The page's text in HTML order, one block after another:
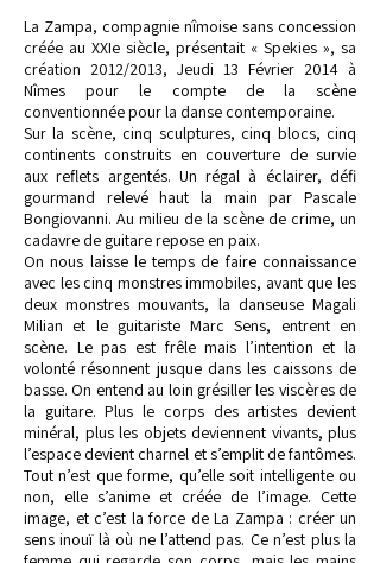
La Zampa, compagnie nîmoise sans concession
créée au XXIe siècle, présentait « Spekies », sa
création 2012/2013, Jeudi 13 Février 2014 à
Nîmes pour le compte de la scène
conventionnée pour la danse contemporaine.
Sur la scène, cinq sculptures, cinq blocs, cinq
continents construits en couverture de survie
aux reflets argentés. Un régal à éclairer, défi
gourmand relevé haut la main par Pascale
Bongiovanni. Au milieu de la scène de crime, un
cadavre de guitare repose en paix.
On nous laisse le temps de faire connaissance
avec les cinq monstres immobiles, avant que les
deux monstres mouvants, la danseuse Magali
Milian et le guitariste Marc Sens, entrent en
scène. Le pas est frêle mais l’intention et la
volonté résonnent jusque dans les caissons de
basse. On entend au loin grésiller les viscères de
la guitare. Plus le corps des artistes devient
minéral, plus les objets deviennent vivants, plus
l’espace devient charnel et s’emplit de fantômes.
Tout n’est que forme, qu’elle soit intelligente ou
non, elle s’anime et créée de l’image. Cette
image, et c’est la force de La Zampa : créer un
sens inouï là où ne l’attend pas. Ce n’est plus la